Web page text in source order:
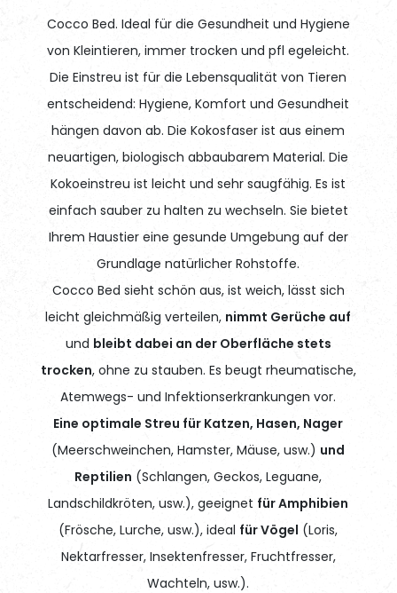
Cocco Bed. Ideal für die Gesundheit und Hygiene
von Kleintieren, immer trocken und pfl egeleicht.
Die Einstreu ist für die Lebensqualität von Tieren
entscheidend: Hygiene, Komfort und Gesundheit
hängen davon ab. Die Kokosfaser ist aus einem
neuartigen, biologisch abbaubarem Material. Die
Kokoeinstreu ist leicht und sehr saugfähig. Es ist
einfach sauber zu halten zu wechseln. Sie bietet
Ihrem Haustier eine gesunde Umgebung auf der
Grundlage natürlicher Rohstoffe.
Cocco Bed sieht schön aus, ist weich, lässt sich
leicht gleichmäßig verteilen, nimmt Gerüche auf
und bleibt dabei an der Oberfläche stets
trocken, ohne zu stauben. Es beugt rheumatische,
Atemwegs- und Infektionserkrankungen vor.
Eine optimale Streu für Katzen, Hasen, Nager
(Meerschweinchen, Hamster, Mäuse, usw.) und
Reptilien (Schlangen, Geckos, Leguane,
Landschildkröten, usw.), geeignet für Amphibien
(Frösche, Lurche, usw.), ideal für Vögel (Loris,
Nektarfresser, Insektenfresser, Fruchtfresser,
Wachteln, usw.).